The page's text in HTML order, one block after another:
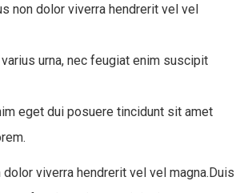
non dolor viverra hendrerit vel vel
urna, nec feugiat enim suscipit
eget dui posuere tincidunt sit amet
viverra hendrerit vel vel magna.Duis